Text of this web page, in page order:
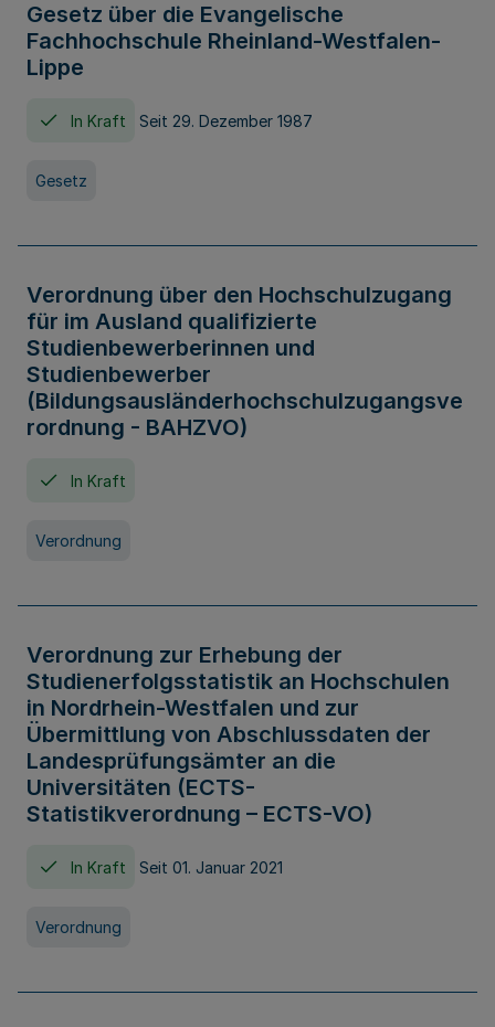
Gesetz über die Evangelische
Fachhochschule Rheinland-Westfalen-
Lippe
In Kraft Seit 29. Dezember 1987
Gesetz
Verordnung über den Hochschulzugang
für im Ausland qualifizierte
Studienbewerberinnen und
Studienbewerber
(Bildungsausländerhochschulzugangsve
rordnung - BAHZVO)
In Kraft
Verordnung
Verordnung zur Erhebung der
Studienerfolgsstatistik an Hochschulen
in Nordrhein-Westfalen und zur
Übermittlung von Abschlussdaten der
Landesprüfungsämter an die
Universitäten (ECTS-
Statistikverordnung – ECTS-VO)
In Kraft Seit 01. Januar 2021
Verordnung